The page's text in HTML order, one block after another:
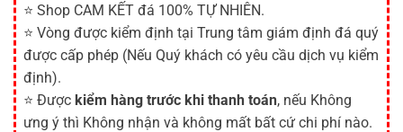
⭐ Shop CAM KẾT đá 100% TỰ NHIÊN.
⭐ Vòng được kiểm định tại Trung tâm giám định đá quý
được cấp phép (Nếu Quý khách có yêu cầu dịch vụ kiểm
định).
⭐ Được kiểm hàng trước khi thanh toán, nếu Không
ưng ý thì Không nhận và không mất bất cứ chi phí nào.